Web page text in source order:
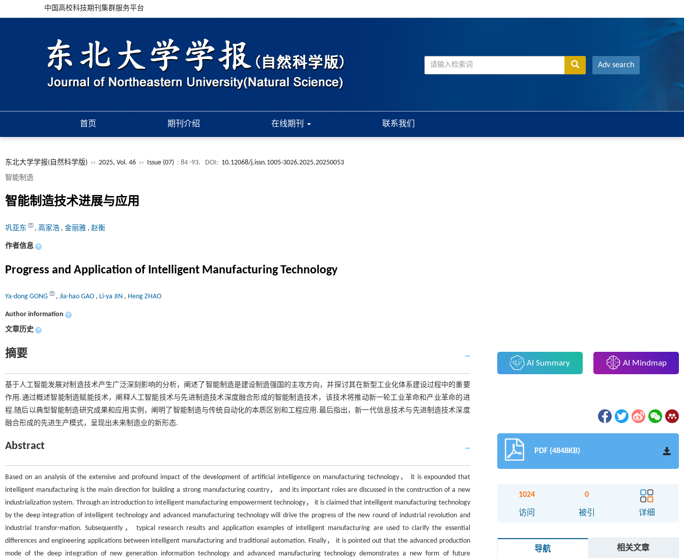
中国高校科技期刊集群服务平台
Adv search
首页 期刊介绍 在线期刊 联系我们
东北大学学报(自然科学版) ›› 2025, Vol. 46 ›› Issue (07) : 84 -93. DOI: 10.12068/j.issn.1005-3026.2025.20250053
智能制造
智能制造技术进展与应用
巩亚东 , 高家浩 , 金丽雅 , 赵衡
作者信息 +
Progress and Application of Intelligent Manufacturing Technology
Ya-dong GONG , Jia-hao GAO , Li-ya JIN , Heng ZHAO
Author information +
文章历史 +
摘要
基于人工智能发展对制造技术产生广泛深刻影响的分析，阐述了智能制造是建设制造强国的主攻方向，并探讨其在新型工业化体系建设过程中的重要
作用.通过概述智能制造赋能技术，阐释人工智能技术与先进制造技术深度融合形成的智能制造技术，该技术将推动新一轮工业革命和产业革命的进
程.随后以典型智能制造研究成果和应用实例，阐明了智能制造与传统自动化的本质区别和工程应用.最后指出，新一代信息技术与先进制造技术深度
融合形成的先进生产模式，呈现出未来制造业的新形态.
Abstract
Based on an analysis of the extensive and profound impact of the development of artificial intelligence on manufacturing technology， it is expounded that
intelligent manufacturing is the main direction for building a strong manufacturing country， and its important roles are discussed in the construction of a new
industrialization system. Through an introduction to intelligent manufacturing empowerment technology， it is claimed that intelligent manufacturing technology
by the deep integration of intelligent technology and advanced manufacturing technology will drive the progress of the new round of industrial revolution and
industrial transfor-mation. Subsequently， typical research results and application examples of intelligent manufacturing are used to clarify the essential
differences and engineering applications between intelligent manufacturing and traditional automation. Finally， it is pointed out that the advanced production
mode of the deep integration of new generation information technology and advanced manufacturing technology demonstrates a new form of future
AI Summary AI Mindmap
PDF (4848KB)
1024
访问
0
被引 详细
导航 相关文章
摘要
Graphical abstract